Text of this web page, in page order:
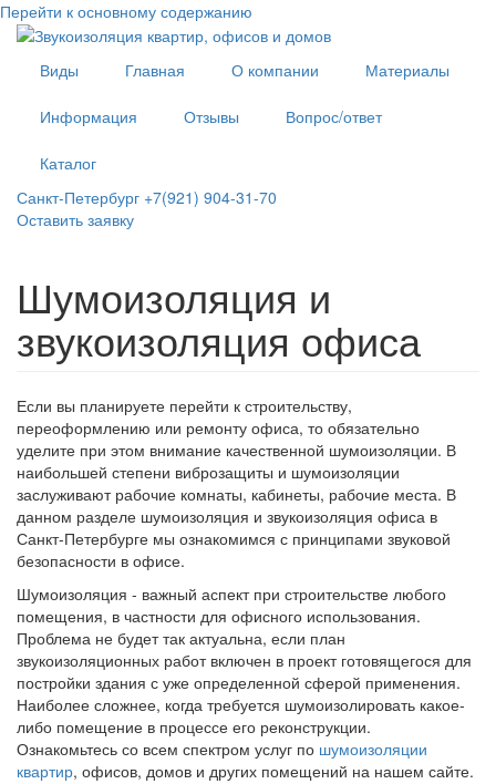
Перейти к основному содержанию
Виды Главная О компании Материалы
Информация Отзывы Вопрос/ответ
Каталог
Санкт-Петербург +7(921) 904-31-70
Оставить заявку
Шумоизоляция и
звукоизоляция офиса
Если вы планируете перейти к строительству,
переоформлению или ремонту офиса, то обязательно
уделите при этом внимание качественной шумоизоляции. В
наибольшей степени виброзащиты и шумоизоляции
заслуживают рабочие комнаты, кабинеты, рабочие места. В
данном разделе шумоизоляция и звукоизоляция офиса в
Санкт-Петербурге мы ознакомимся с принципами звуковой
безопасности в офисе.
Шумоизоляция - важный аспект при строительстве любого
помещения, в частности для офисного использования.
Проблема не будет так актуальна, если план
звукоизоляционных работ включен в проект готовящегося для
постройки здания с уже определенной сферой применения.
Наиболее сложнее, когда требуется шумоизолировать какое-
либо помещение в процессе его реконструкции.
Ознакомьтесь со всем спектром услуг по шумоизоляции
квартир, офисов, домов и других помещений на нашем сайте.